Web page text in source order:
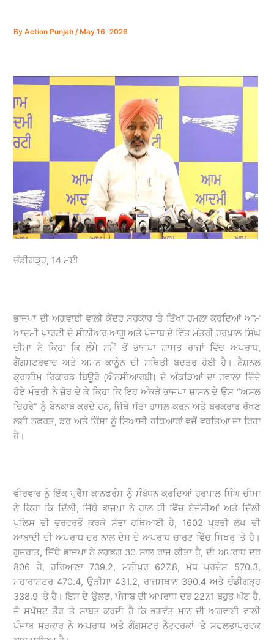
ByAction Punjab/ May 16, 2026
ਚੰਡੀਗੜ੍ਹ, 14 ਮਈ
ਭਾਜਪਾ ਦੀ ਅਗਵਾਈ ਵਾਲੀ ਕੇਂਦਰ ਸਰਕਾਰ ‘ਤੇ ਤਿੱਖਾ ਹਮਲਾ ਕਰਦਿਆਂ ਆਮ
ਆਦਮੀ ਪਾਰਟੀ ਦੇ ਸੀਨੀਅਰ ਆਗੂ ਅਤੇ ਪੰਜਾਬ ਦੇ ਵਿੱਤ ਮੰਤਰੀ ਹਰਪਾਲ ਸਿੰਘ
ਚੀਮਾ ਨੇ ਕਿਹਾ ਕਿ ਲੰਮੇ ਸਮੇਂ ਤੋਂ ਭਾਜਪਾ ਸ਼ਾਸਤ ਰਾਜਾਂ ਵਿੱਚ ਅਪਰਾਧ,
ਗੈਂਗਸਟਰਵਾਦ ਅਤੇ ਅਮਨ-ਕਾਨੂੰਨ ਦੀ ਸਥਿਤੀ ਬਦਤਰ ਹੋਈ ਹੈ। ਨੈਸ਼ਨਲ
ਕ੍ਰਾਈਮ ਰਿਕਾਰਡ ਬਿਊਰੋ (ਐਨਸੀਆਰਬੀ) ਦੇ ਅੰਕੜਿਆਂ ਦਾ ਹਵਾਲਾ ਦਿੰਦੇ
ਹੋਏ ਮੰਤਰੀ ਨੇ ਜ਼ੋਰ ਦੇ ਕੇ ਕਿਹਾ ਕਿ ਇਹ ਅੰਕੜੇ ਭਾਜਪਾ ਸ਼ਾਸਨ ਦੇ ਉਸ “ਅਸਲ
ਚਿਹਰੇ” ਨੂੰ ਬੇਨਕਾਬ ਕਰਦੇ ਹਨ, ਜਿੱਥੇ ਸੱਤਾ ਹਾਸਲ ਕਰਨ ਅਤੇ ਬਰਕਰਾਰ ਰੱਖਣ
ਲਈ ਨਫ਼ਰਤ, ਡਰ ਅਤੇ ਹਿੰਸਾ ਨੂੰ ਸਿਆਸੀ ਹਥਿਆਰਾਂ ਵਜੋਂ ਵਰਤਿਆ ਜਾ ਰਿਹਾ
ਹੈ।
ਵੀਰਵਾਰ ਨੂੰ ਇੱਕ ਪ੍ਰੈੱਸ ਕਾਨਫਰੰਸ ਨੂੰ ਸੰਬੋਧਨ ਕਰਦਿਆਂ ਹਰਪਾਲ ਸਿੰਘ ਚੀਮਾ
ਨੇ ਕਿਹਾ ਕਿ ਦਿੱਲੀ, ਜਿੱਥੇ ਭਾਜਪਾ ਨੇ ਹਾਲ ਹੀ ਵਿੱਚ ਏਜੰਸੀਆਂ ਅਤੇ ਦਿੱਲੀ
ਪੁਲਿਸ ਦੀ ਦੁਰਵਰਤੋਂ ਕਰਕੇ ਸੱਤਾ ਹਥਿਆਈ ਹੈ, 1602 ਪ੍ਰਤੀ ਲੱਖ ਦੀ
ਆਬਾਦੀ ਦੀ ਅਪਰਾਧ ਦਰ ਨਾਲ ਦੇਸ਼ ਦੇ ਅਪਰਾਧ ਚਾਰਟ ਵਿੱਚ ਸਿਖਰ ‘ਤੇ ਹੈ।
ਗੁਜਰਾਤ, ਜਿੱਥੇ ਭਾਜਪਾ ਨੇ ਲਗਭਗ 30 ਸਾਲ ਰਾਜ ਕੀਤਾ ਹੈ, ਦੀ ਅਪਰਾਧ ਦਰ
806 ਹੈ, ਹਰਿਆਣਾ 739.2, ਮਨੀਪੁਰ 627.8, ਮੱਧ ਪ੍ਰਦੇਸ਼ 570.3,
ਮਹਾਰਾਸ਼ਟਰ 470.4, ਉੜੀਸਾ 431.2, ਰਾਜਸਥਾਨ 390.4 ਅਤੇ ਚੰਡੀਗੜ੍ਹ
338.9 ‘ਤੇ ਹੈ। ਇਸ ਦੇ ਉਲਟ, ਪੰਜਾਬ ਦੀ ਅਪਰਾਧ ਦਰ 227.1 ਬਹੁਤ ਘੱਟ ਹੈ,
ਜੋ ਸਪੱਸ਼ਟ ਤੌਰ ‘ਤੇ ਸਾਬਤ ਕਰਦੀ ਹੈ ਕਿ ਭਗਵੰਤ ਮਾਨ ਦੀ ਅਗਵਾਈ ਵਾਲੀ
ਪੰਜਾਬ ਸਰਕਾਰ ਨੇ ਅਪਰਾਧ ਅਤੇ ਗੈਂਗਸਟਰ ਨੈੱਟਵਰਕਾਂ ‘ਤੇ ਸਫਲਤਾਪੂਰਵਕ